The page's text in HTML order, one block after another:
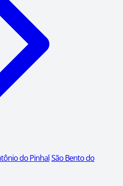
do PinhalSão Bento do